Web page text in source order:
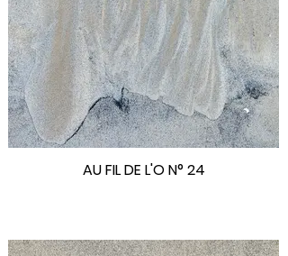
AU FIL DE L'O N° 24